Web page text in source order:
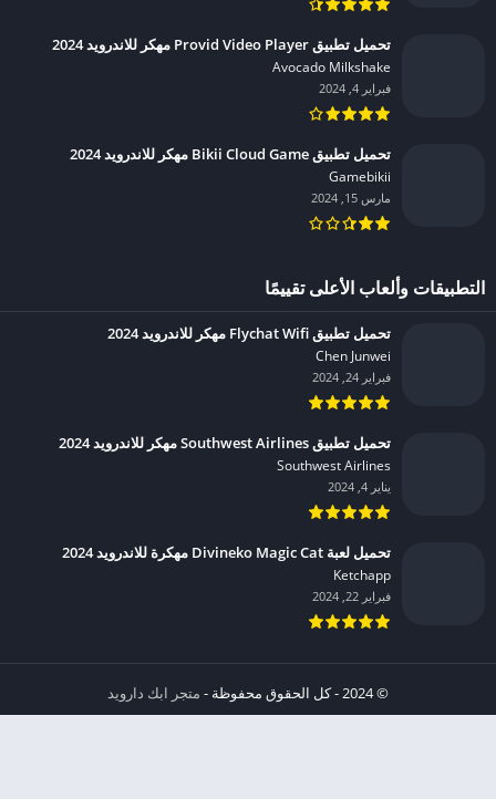
تحميل تطبيق Provid Video Player مهكر للاندرويد 2024
Avocado Milkshake‏
فبراير 4, 2024
تحميل تطبيق Bikii Cloud Game مهكر للاندرويد 2024
Gamebikii‏
مارس 15, 2024
التطبيقات وألعاب الأعلى تقييمًا
تحميل تطبيق Flychat Wifi مهكر للاندرويد 2024
Chen Junwei‏
فبراير 24, 2024
تحميل تطبيق Southwest Airlines مهكر للاندرويد 2024
Southwest Airlines‏
يناير 4, 2024
تحميل لعبة Divineko Magic Cat مهكرة للاندرويد 2024
Ketchapp‏
فبراير 22, 2024
© 2024 - كل الحقوق محفوظة -
متجر ابك دارويد